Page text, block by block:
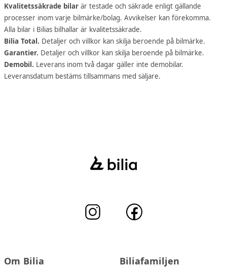
Kvalitetssäkrade bilar är testade och säkrade enligt gällande
processer inom varje bilmärke/bolag. Avvikelser kan förekomma.
Alla bilar i Bilias bilhallar är kvalitetssäkrade.
Bilia Total. Detaljer och villkor kan skilja beroende på bilmärke.
Garantier. Detaljer och villkor kan skilja beroende på bilmärke.
Demobil. Leverans inom två dagar gäller inte demobilar.
Leveransdatum bestäms tillsammans med säljare.
Om Bilia Biliafamiljen